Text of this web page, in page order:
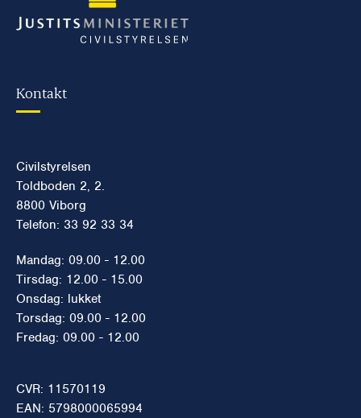
Kontakt
Civilstyrelsen
Toldboden 2, 2.
8800 Viborg
Telefon: 33 92 33 34
Mandag: 09.00 - 12.00
Tirsdag: 12.00 - 15.00
Onsdag: lukket
Torsdag: 09.00 - 12.00
Fredag: 09.00 - 12.00
CVR: 11570119
EAN: 5798000065994